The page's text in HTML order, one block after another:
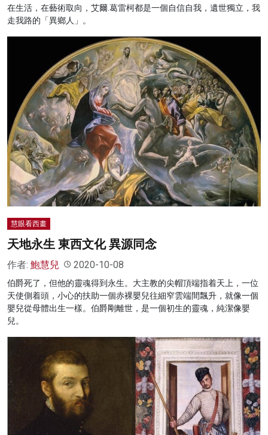
在生活，在藝術取向，艾爾.葛雷柯都是一個自信自我，遺世獨立，我
走我路的「異鄉人」。
慧眼看西畫
天地永生 東西文化 異源同念
作者: 鮑慧兒 2020-10-08
伯爵死了，但他的靈魂得到永生。大主教的尖帽頂端指着天上，一位
天使側着頭，小心的扶助一個赤裸嬰兒往細窄雲端間飄升，就像一個
嬰兒從母體出生一樣。伯爵剛離世，是一個初生的靈魂，純潔像嬰
兒。